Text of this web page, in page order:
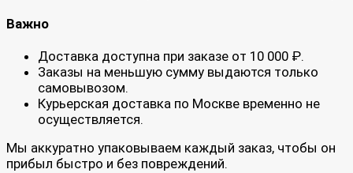
Важно
Доставка доступна при заказе от 10 000 ₽.
Заказы на меньшую сумму выдаются только
самовывозом.
Курьерская доставка по Москве временно не
осуществляется.
Мы аккуратно упаковываем каждый заказ, чтобы он
прибыл быстро и без повреждений.